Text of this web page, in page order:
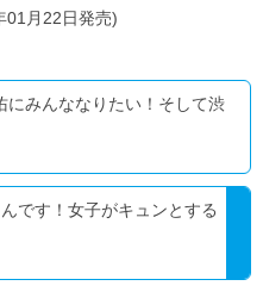
01月22日発売)
にみんななりたい！そして渋
です！女子がキュンとする